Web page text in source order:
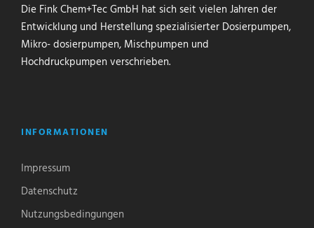
Die Fink Chem+Tec GmbH hat sich seit vielen Jahren der
Entwicklung und Herstellung spezialisierter Dosierpumpen,
Mikro- dosierpumpen, Mischpumpen und
Hochdruckpumpen verschrieben.
INFORMATIONEN
Impressum
Datenschutz
Nutzungsbedingungen